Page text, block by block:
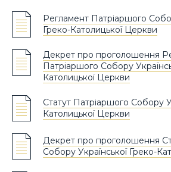
Регламент Патріаршого
Греко-Католицької Церкви
Декрет про проголошення
Патріаршого Собору
Католицької Церкви
Статут Патріаршого Собору
Католицької Церкви
Декрет про проголошення
Собору Української Греко-